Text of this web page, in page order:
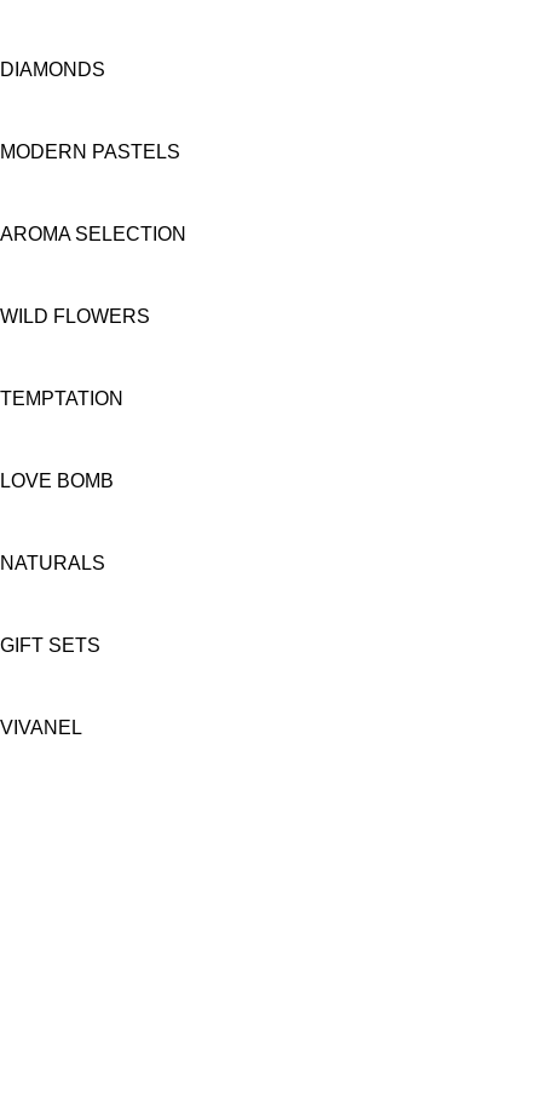
DIAMONDS
MODERN PASTELS
AROMA SELECTION
WILD FLOWERS
TEMPTATION
LOVE BOMB
NATURALS
GIFT SETS
VIVANEL